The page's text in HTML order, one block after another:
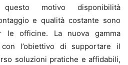
questo motivo disponibilità
e qualità costante sono
le officine. La nuova gamma
l’obiettivo di supportare il
soluzioni pratiche e affidabili,